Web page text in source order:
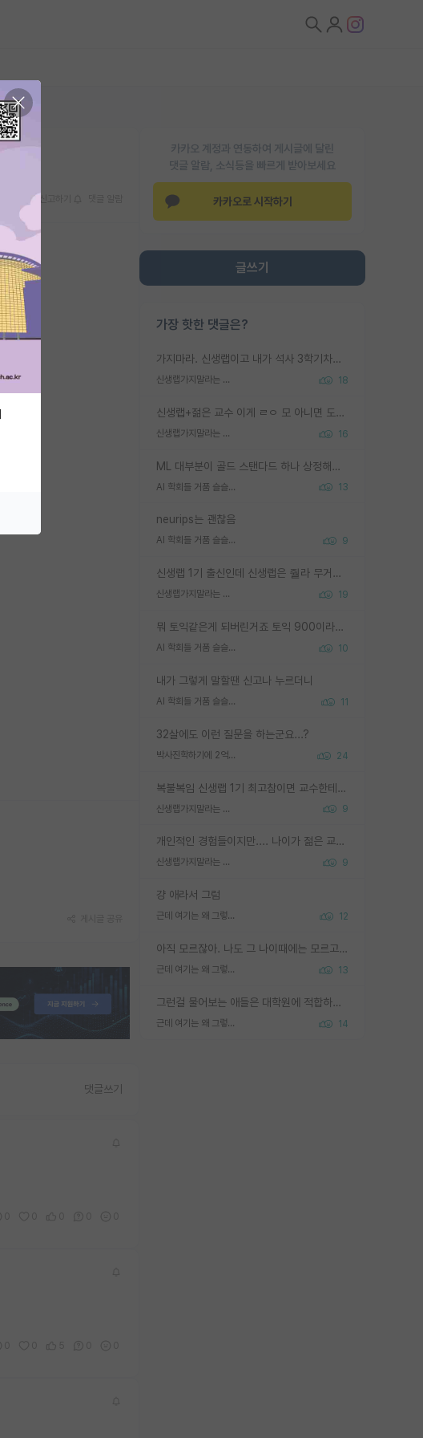
카카오 계정과 연동하여 게시글에 달린
댓글 알람, 소식등을 빠르게 받아보세요
카카오로 시작하기
글쓰기
가장 핫한 댓글은?
가지마라. 신생랩이고 내가 석사 3학기차인데 최고참인데 나도 아무것도 모르는데 교수가 후배들 왜 논문 교육 안시키냐. 논문 왜 안 써오냐 닦달한다
신생랩가지말라는 이유가 있었구나 18
신생랩+젊은 교수 이게 ㄹㅇ 모 아니면 도인듯.
신생랩가지말라는 이유가 있었구나 16
ML 대부분이 골드 스탠다드 하나 상정해놓고 (벤치마크 데이터셋이 여러 개면 여러 개 상정) 그거 얼마나 잘 맞추나 싸움임 가끔 번뜩이는 설계 철학을 보여주는 논문들도 있지만 대부분 그거 성적 얼마나 더 올리느라에 혈안이 되어 있는 측면이 잇음
AI 학회들 거품 슬슬 지적이 나오네요 13
neurips는 괜찮음
AI 학회들 거품 슬슬 지적이 나오네요 9
신생랩 1기 출신인데 신생랩은 줠라 무거운 바벨 같은거임. 들면 대박인데 못들면 깔려 죽음. 아무도 알려주지 않는 환경에서 자생해야하지만, 일단 살아남았다면 그 어떤 사람보다 악착같고 생존력 높은 사람으로 거듭날 수 있음
신생랩가지말라는 이유가 있었구나 19
뭐 토익같은게 되버린거죠 토익 900이라고 영어잘하는건 아닙니다만 잘하는사람은 다 900을 넘는 그런
AI 학회들 거품 슬슬 지적이 나오네요 10
내가 그렇게 말할땐 신고나 누르더니
AI 학회들 거품 슬슬 지적이 나오네요 11
32살에도 이런 질문을 하는군요...?
박사진학하기에 2억은 괜찮은 (?) 정도의 경제력인가요 24
복불복임 신생랩 1기 최고참이면 교수한테 직접 지도받는 시간이 매우 많음 제대로 된 교수라면 말이지 그게 아니라면 그냥 넌 해방 불가능한 노예 1호에 감점쓰레기통이 되는거고
신생랩가지말라는 이유가 있었구나 9
개인적인 경험들이지만.... 나이가 젊은 교수일수록 꼰대라는 가면을 쓴 채로 무례함을 행동하는 경우가 거의 90% 정도였음. 나이가 어린데 다른 또래들과 달리 명예, 권력, 재력까지 얻었으니 세상 다 가진 기분이겠지. 오히러 나이 든 교수들이 행동과 말을 더 조심하시더라.
신생랩가지말라는 이유가 있었구나 9
걍 애라서 그럼
근데 여기는 왜 그렇게 SPK를 물어보는거임? 12
아직 모르잖아. 나도 그 나이때에는 모르고 평가 받고 안심하고 싶었어.
근데 여기는 왜 그렇게 SPK를 물어보는거임? 13
그런걸 물어보는 애들은 대학원에 적합하지 않다
근데 여기는 왜 그렇게 SPK를 물어보는거임? 14
댓글쓰기